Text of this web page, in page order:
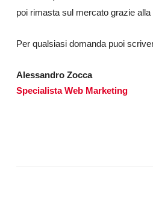
poi rimasta sul mercato grazie
Per qualsiasi domanda puoi
Alessandro Zocca
Specialista Web Marketing